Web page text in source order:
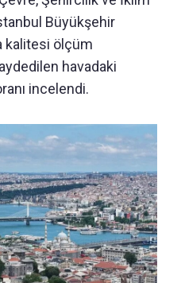
Büyükşehir
kalitesi ölçüm
havadaki
incelendi.